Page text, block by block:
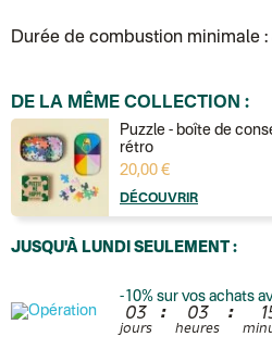
Durée de combustion minimale :
DE LA MÊME COLLECTION :
Puzzle - boîte de
rétro
20,00 €
DÉCOUVRIR
JUSQU'À LUNDI SEULEMENT :
-10% sur vos achats
03
jours
: 03
heures
: 1